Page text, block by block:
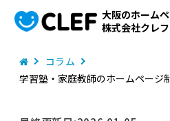
大阪のホーム
株式会社クレフ
コラム
学習塾・家庭教師のホームページ